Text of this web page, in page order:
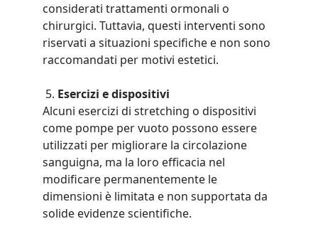
considerati trattamenti ormonali o
chirurgici. Tuttavia, questi interventi sono
riservati a situazioni specifiche e non sono
raccomandati per motivi estetici.
5. Esercizi e dispositivi
Alcuni esercizi di stretching o dispositivi
come pompe per vuoto possono essere
utilizzati per migliorare la circolazione
sanguigna, ma la loro efficacia nel
modificare permanentemente le
dimensioni è limitata e non supportata da
solide evidenze scientifiche.